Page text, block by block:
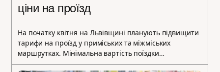
ціни на проїзд
На початку квітня на Львівщині планують підвищити
тарифи на проїзд у приміських та міжміських
маршрутках. Мінімальна вартість поїздки…